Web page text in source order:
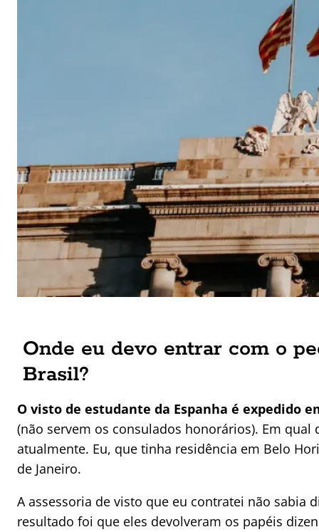
Onde eu devo entrar com o
Brasil?
O visto de estudante da Espanha é expedido
(não servem os consulados honorários). Em
atualmente. Eu, que tinha residência em Belo
de Janeiro.
A assessoria de visto que eu contratei não sabia
resultado foi que eles devolveram os papéis